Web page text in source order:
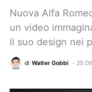
Nuova Alfa
un video
il suo design nei
di Walter Gobbi 25